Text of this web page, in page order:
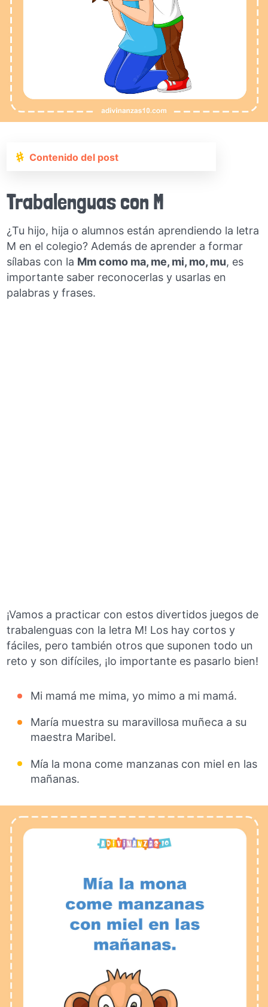
Contenido del post
Trabalenguas con M
¿Tu hijo, hija o alumnos están aprendiendo la letra
M en el colegio? Además de aprender a formar
sílabas con la Mm como ma, me, mi, mo, mu, es
importante saber reconocerlas y usarlas en
palabras y frases.
¡Vamos a practicar con estos divertidos juegos de
trabalenguas con la letra M! Los hay cortos y
fáciles, pero también otros que suponen todo un
reto y son difíciles, ¡lo importante es pasarlo bien!
Mi mamá me mima, yo mimo a mi mamá.
María muestra su maravillosa muñeca a su
maestra Maribel.
Mía la mona come manzanas con miel en las
mañanas.